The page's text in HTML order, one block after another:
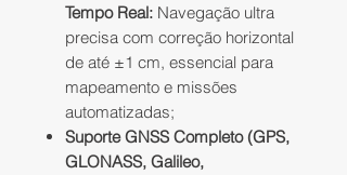
Tempo Real: Navegação ultra
precisa com correção horizontal
de até ±1 cm, essencial para
mapeamento e missões
automatizadas;
Suporte GNSS Completo (GPS,
GLONASS, Galileo,